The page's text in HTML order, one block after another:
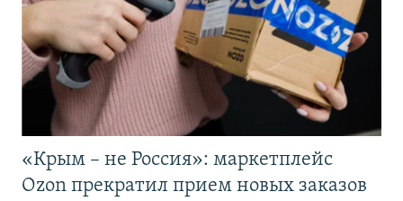
«Крым – не Россия»: маркетплейс
Ozon прекратил прием новых заказов